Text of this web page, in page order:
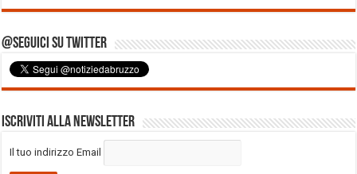
@Seguici su Twitter
Iscriviti alla Newsletter
Il tuo indirizzo Email